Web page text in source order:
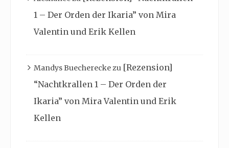
1 – Der Orden der Ikaria” von Mira
Valentin und Erik Kellen
Mandys Buechereckezu [Rezension]
“Nachtkrallen 1 – Der Orden der
Ikaria” von Mira Valentin und Erik
Kellen